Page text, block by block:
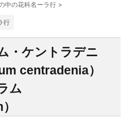
中の花科名ーラ行 >
行
・ケントラデニ
centradenia）
ム